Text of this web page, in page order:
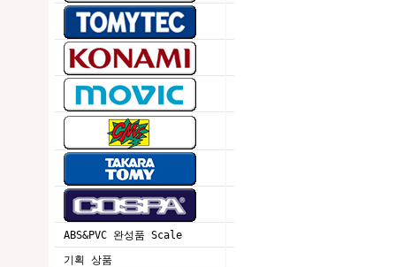
ABS&PVC 완성품 Scale
기획 상품